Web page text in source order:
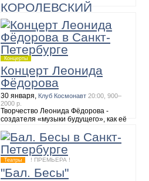
КОРОЛЕВСКИЙ
ОРКЕСТР
КОНСЕРТГЕБАУ и
Государственный
академический хор
«Латвия»
8 ноября,Большой зал академической
Филармонии имени Д.Шостаковича
МАЛЕР. Симфония №2
Концерты
Концерт Леонида
Фёдорова
30 января, Клуб Космонавт 20:00, 900–
2000 р.
Творчество Леонида Фёдорова -
создателя «музыки будущего», как её
послушать 30 января на сольном
концерте. Музыкант исполнит
собственные композиции и
полюбившиеся многим мелодии
группы «АукцЫона».
Театры ! ПРЕМЬЕРА !
"Бал. Бесы"